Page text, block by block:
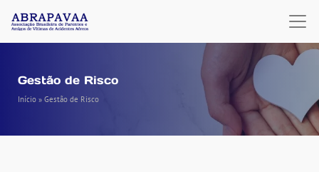
Gestão de Risco
Início » Gestão de Risco